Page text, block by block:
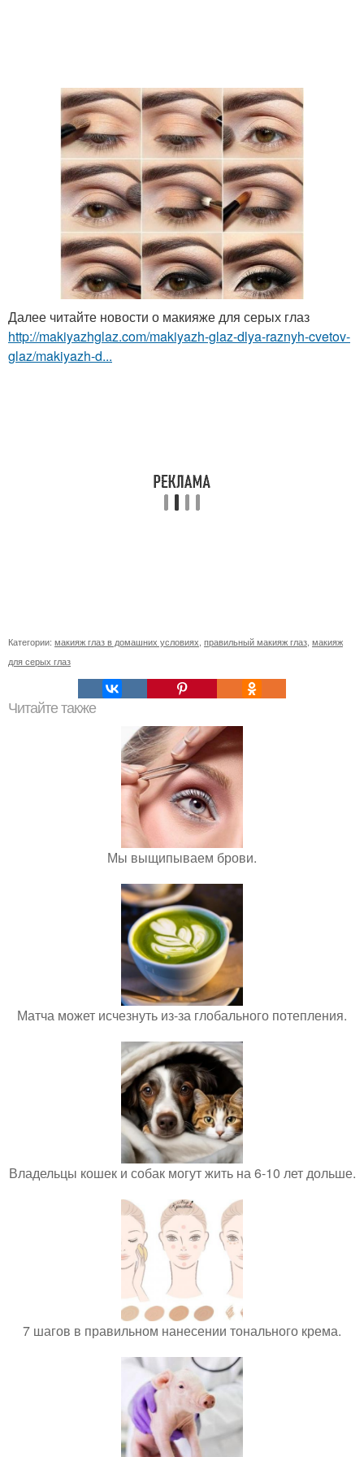
Далее читайте новости о макияже для серых глаз
http://makiyazhglaz.com/makiyazh-glaz-dlya-raznyh-cvetov-
glaz/makiyazh-d...
Категории: макияж глаз в домашних условиях правильный макияж глаз макияж
для серых глаз
Читайте также
Мы выщипываем брови.
Матча может исчезнуть из-за глобального потепления.
Владельцы кошек и собак могут жить на 6-10 лет дольше.
7 шагов в правильном нанесении тонального крема.